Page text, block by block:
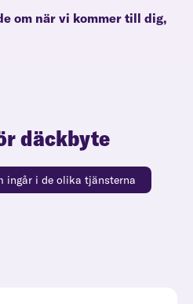
om när vi kommer till dig,
däckbyte
ingår i de olika tjänsterna